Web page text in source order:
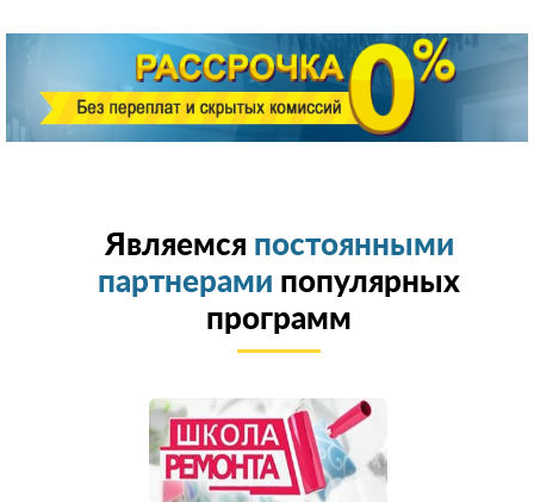
Являемся постоянными
партнерами популярных
программ